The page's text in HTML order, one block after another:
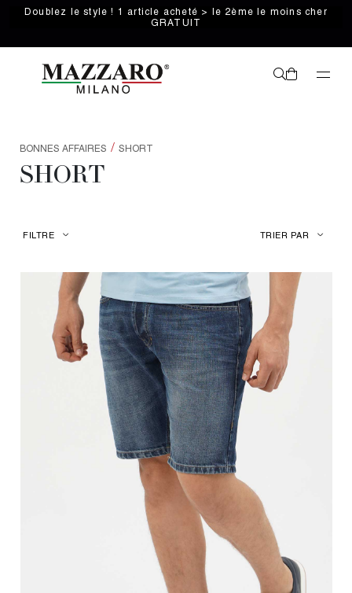
Doublez le style ! 1 article acheté > le 2ème le moins cher
GRATUIT
BONNES AFFAIRES / SHORT
SHORT
FILTRE TRIER PAR